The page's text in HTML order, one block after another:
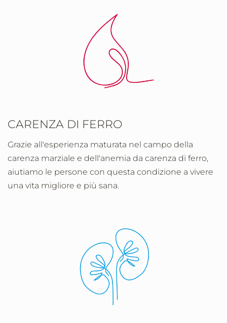
CARENZA DI FERRO
Grazie all'esperienza maturata nel campo della
carenza marziale e dell'anemia da carenza di ferro,
aiutiamo le persone con questa condizione a vivere
una vita migliore e più sana.